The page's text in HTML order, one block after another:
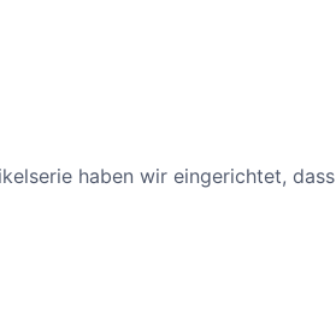
haben wir eingerichtet, dass